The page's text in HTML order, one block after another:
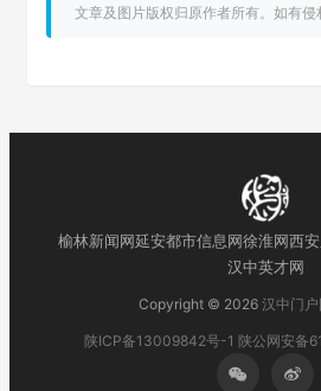
文章及图片版权归原作者所有。如有侵
榆林新闻网延安都市信息网徐淮网西
汉中英才网
Copyright © 2026 汉中门户
陕ICP备13009842号-1 陕公网安备